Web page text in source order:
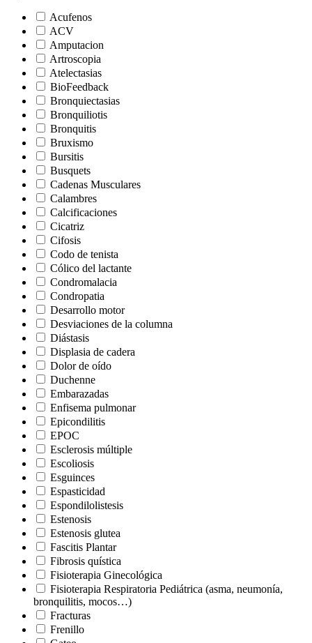
Acufenos
ACV
Amputacion
Artroscopia
Atelectasias
BioFeedback
Bronquiectasias
Bronquiliotis
Bronquitis
Bruxismo
Bursitis
Busquets
Cadenas Musculares
Calambres
Calcificaciones
Cicatriz
Cifosis
Codo de tenista
Cólico del lactante
Condromalacia
Condropatia
Desarrollo motor
Desviaciones de la columna
Diástasis
Displasia de cadera
Dolor de oído
Duchenne
Embarazadas
Enfisema pulmonar
Epicondilitis
EPOC
Esclerosis múltiple
Escoliosis
Esguinces
Espasticidad
Espondilolistesis
Estenosis
Estenosis glutea
Fascitis Plantar
Fibrosis quística
Fisioterapia Ginecológica
Fisioterapia Respiratoria Pediátrica (asma, neumonía,
bronquilitis, mocos…)
Fracturas
Frenillo